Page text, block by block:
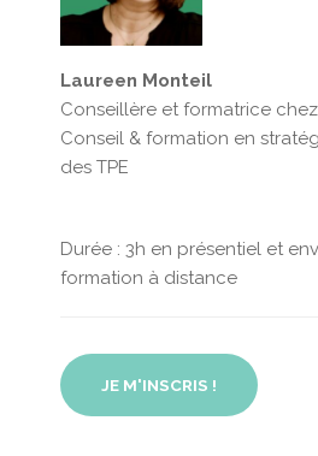
Laureen Monteil
Conseillère et formatrice
Conseil & formation en
des TPE
Durée : 3h en présentiel et
formation à distance
JE M'INSCRIS !